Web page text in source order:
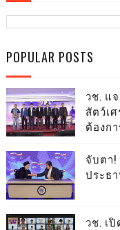
POPULAR POSTS
วช. แ
สัตว์เ
ต้องก
จับตา!
ประธ
วช. เ